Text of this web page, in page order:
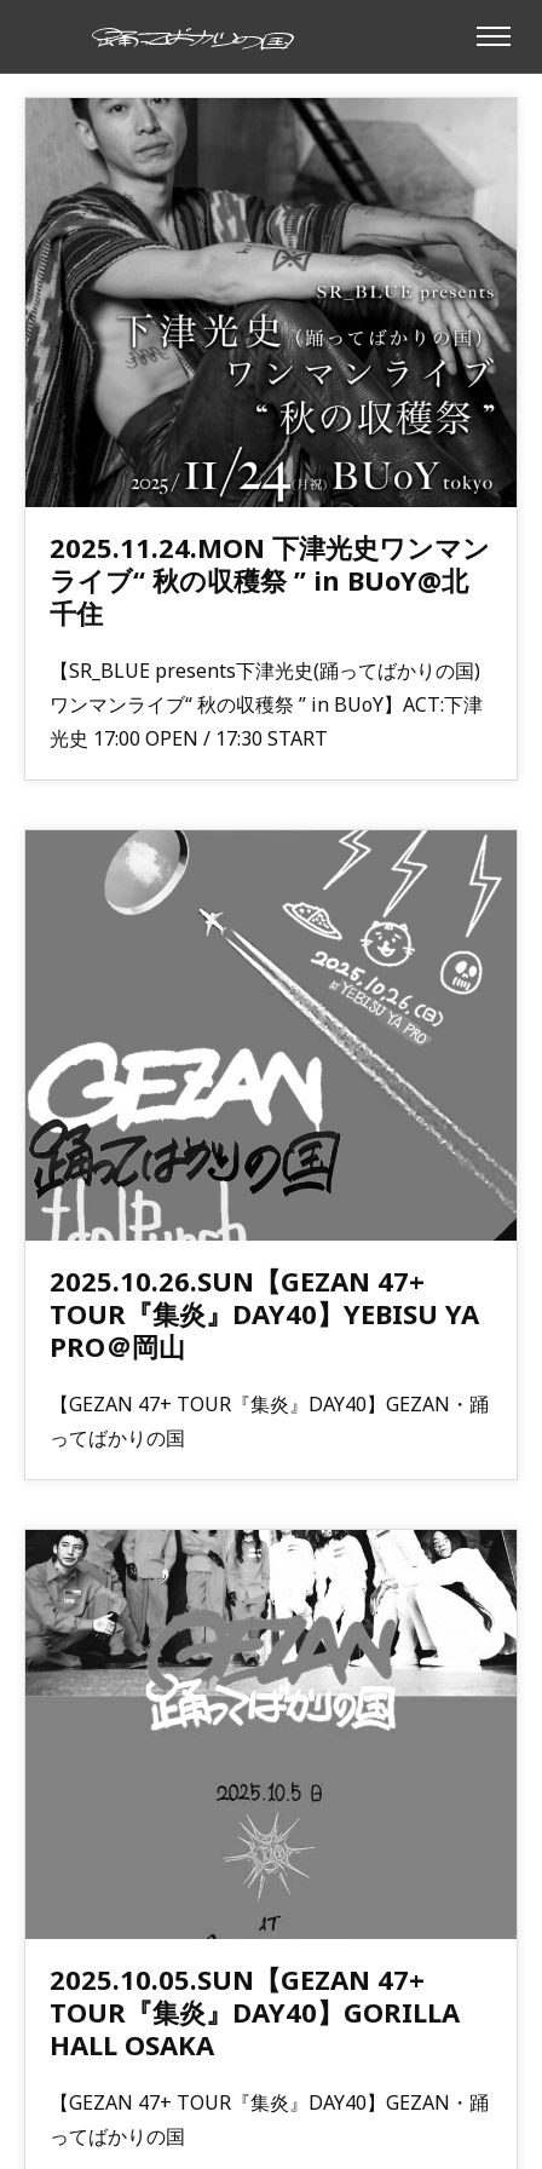
2025.11.24.MON 下津光史ワンマン
ライブ“ 秋の収穫祭 ” in BUoY@北
千住
【SR_BLUE presents下津光史(踊ってばかりの国)
ワンマンライブ“ 秋の収穫祭 ” in BUoY】ACT:下津
光史 17:00 OPEN / 17:30 START
2025.10.26.SUN【GEZAN 47+
TOUR『集炎』DAY40】YEBISU YA
PRO＠岡山
【GEZAN 47+ TOUR『集炎』DAY40】GEZAN・踊
ってばかりの国
2025.10.05.SUN【GEZAN 47+
TOUR『集炎』DAY40】GORILLA
HALL OSAKA
【GEZAN 47+ TOUR『集炎』DAY40】GEZAN・踊
ってばかりの国